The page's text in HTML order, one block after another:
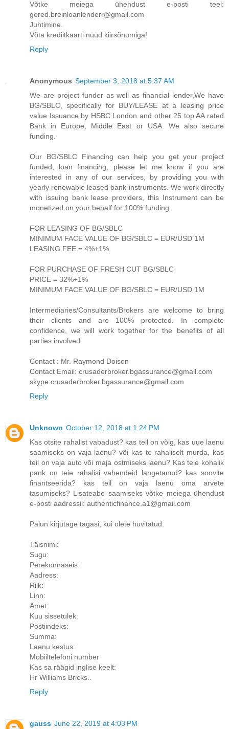
Võtke meiega ühendust e-posti teel:
gered.breinloanlenderr@gmail.com
Juhtimine.
Võta krediitkaarti nüüd kiirsõnumiga!
Reply
Anonymous September 3, 2018 at 5:37 AM
We are project funder as well as financial lender,We have
BG/SBLC, specifically for BUY/LEASE at a leasing price
value Issuance by HSBC London and other 25 top AA rated
Bank in Europe, Middle East or USA. We also secure
funding.
Our BG/SBLC Financing can help you get your project
funded, loan financing, please let me know if you are
interested in any of our services, by providing you with
yearly renewable leased bank instruments. We work directly
with issuing bank lease providers, this Instrument can be
monetized on your behalf for 100% funding.
FOR LEASING OF BG/SBLC
MINIMUM FACE VALUE OF BG/SBLC = EUR/USD 1M
LEASING FEE = 4%+1%
FOR PURCHASE OF FRESH CUT BG/SBLC
PRICE = 32%+1%
MINIMUM FACE VALUE OF BG/SBLC = EUR/USD 1M
Intermediaries/Consultants/Brokers are welcome to bring
their clients and are 100% protected. In complete
confidence, we will work together for the benefits of all
parties involved.
Contact : Mr. Raymond Doison
Contact Email: crusaderbroker.bgassurance@gmail.com
skype:crusaderbroker.bgassurance@gmail.com
Reply
Unknown October 12, 2018 at 1:24 PM
Kas otsite rahalist vabadust? kas teil on võlg, kas uue laenu
saamiseks on vaja laenu? või kas te rahaliselt murda, kas
teil on vaja auto või maja ostmiseks laenu? Kas teie kohalik
pank on teie rahalisi vahendeid langetanud? kas soovite
finantseerida? kas teil on vaja laenu oma arvete
tasumiseks? Lisateabe saamiseks võtke meiega ühendust
e-posti aadressil: authenticfinance.a1@gmail.com
Palun kirjutage tagasi, kui olete huvitatud.
Täisnimi:
Sugu:
Perekonnaseis:
Aadress:
Riik:
Linn:
Amet:
Kuu sissetulek:
Postiindeks:
Summa:
Laenu kestus:
Mobiiltelefoni number
Kas sa räägid inglise keelt:
Hr Williams Bricks..
Reply
gauss June 22, 2019 at 4:03 PM